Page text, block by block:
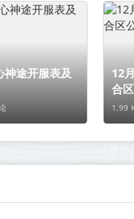
神途开服表及
12
合
1.99